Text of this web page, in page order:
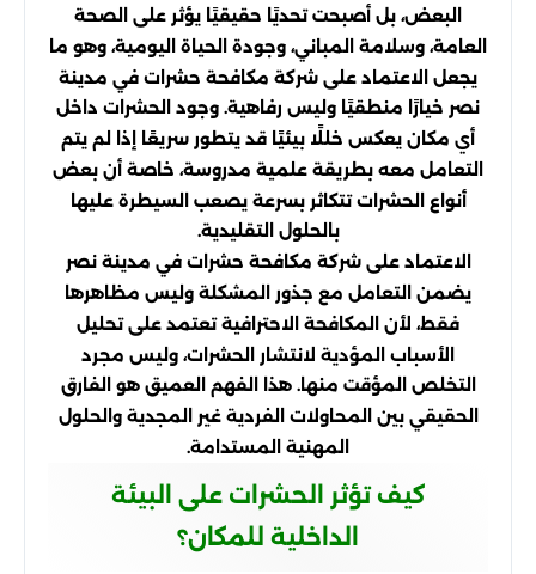
البعض، بل أصبحت تحديًا حقيقيًا يؤثر على الصحة
العامة، وسلامة المباني، وجودة الحياة اليومية، وهو ما
يجعل الاعتماد على شركة مكافحة حشرات في مدينة
نصر خيارًا منطقيًا وليس رفاهية. وجود الحشرات داخل
أي مكان يعكس خللًا بيئيًا قد يتطور سريعًا إذا لم يتم
التعامل معه بطريقة علمية مدروسة، خاصة أن بعض
أنواع الحشرات تتكاثر بسرعة يصعب السيطرة عليها
بالحلول التقليدية.
الاعتماد على شركة مكافحة حشرات في مدينة نصر
يضمن التعامل مع جذور المشكلة وليس مظاهرها
فقط، لأن المكافحة الاحترافية تعتمد على تحليل
الأسباب المؤدية لانتشار الحشرات، وليس مجرد
التخلص المؤقت منها. هذا الفهم العميق هو الفارق
الحقيقي بين المحاولات الفردية غير المجدية والحلول
المهنية المستدامة.
كيف تؤثر الحشرات على البيئة
الداخلية للمكان؟